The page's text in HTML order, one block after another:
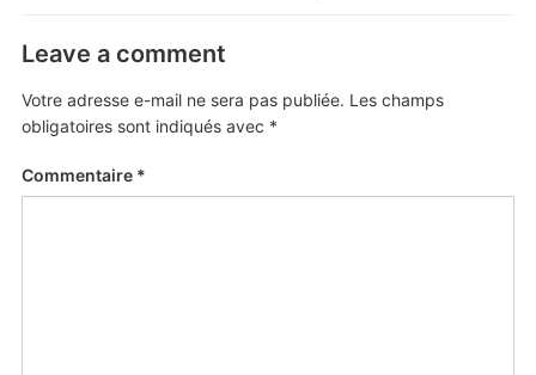
Leave a comment
Votre adresse e-mail ne sera pas publiée. Les champs
obligatoires sont indiqués avec *
Commentaire *